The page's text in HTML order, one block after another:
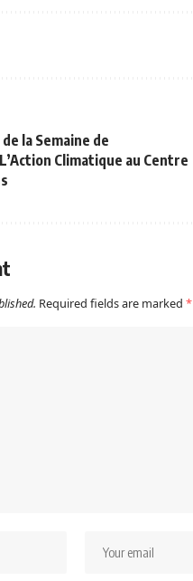
la Semaine de
Climatique au Centre
Required fields are marked *